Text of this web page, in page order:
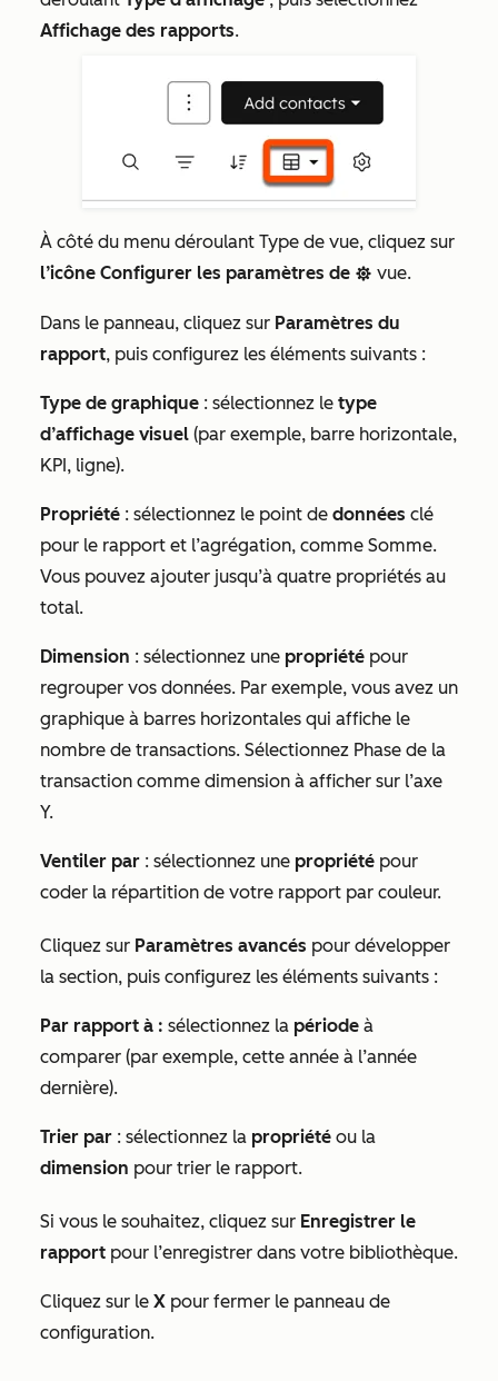
Affichage des rapports.
À côté du menu déroulant Type de vue, cliquez sur
l’icône Configurer les paramètres de settingsIcon vue.
Dans le panneau, cliquez sur Paramètres du
rapport, puis configurez les éléments suivants :
Type de graphique : sélectionnez le type
d’affichage visuel (par exemple, barre horizontale,
KPI, ligne).
Propriété : sélectionnez le point de données clé
pour le rapport et l’agrégation, comme Somme.
Vous pouvez ajouter jusqu’à quatre propriétés au
total.
Dimension : sélectionnez une propriété pour
regrouper vos données. Par exemple, vous avez un
graphique à barres horizontales qui affiche le
nombre de transactions. Sélectionnez Phase de la
transaction comme dimension à afficher sur l’axe
Y.
Ventiler par : sélectionnez une propriété pour
coder la répartition de votre rapport par couleur.
Cliquez sur Paramètres avancés pour développer
la section, puis configurez les éléments suivants :
Par rapport à : sélectionnez la période à
comparer (par exemple, cette année à l’année
dernière).
Trier par : sélectionnez la propriété ou la
dimension pour trier le rapport.
Si vous le souhaitez, cliquez sur Enregistrer le
rapport pour l’enregistrer dans votre bibliothèque.
Cliquez sur le X pour fermer le panneau de
configuration.